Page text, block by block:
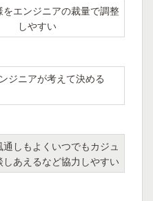
をエンジニアの裁量で調整
しやすい
ジニアが考えて決める
しもよくいつでもカジュ
しあえるなど協力しやすい